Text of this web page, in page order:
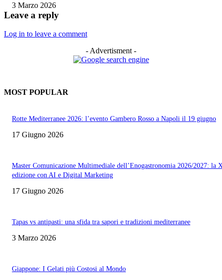
3 Marzo 2026
Leave a reply
Log in to leave a comment
- Advertisment -
MOST POPULAR
Rotte Mediterranee 2026: l’evento Gambero Rosso a Napoli il 19 giugno
17 Giugno 2026
Master Comunicazione Multimediale dell’Enogastronomia 2026/2027: la
edizione con AI e Digital Marketing
17 Giugno 2026
Tapas vs antipasti: una sfida tra sapori e tradizioni mediterranee
3 Marzo 2026
Giappone: I Gelati più Costosi al Mondo